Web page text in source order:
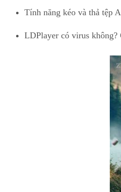
Tính năng kéo và thả tệp
LDPlayer có virus không?